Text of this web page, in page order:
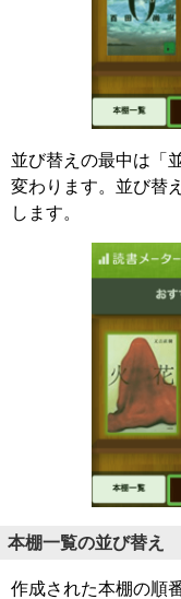
並び替えの最中は「
変わります。並び替
します。
本棚一覧の並び替え
作成された本棚の順